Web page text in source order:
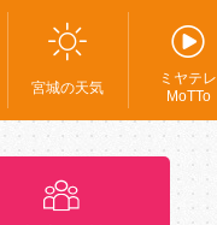
宮城の天気
ミヤテレ
MoTTo